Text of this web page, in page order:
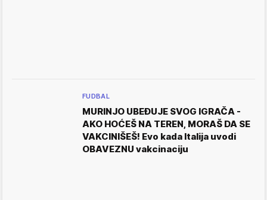
FUDBAL
MURINJO UBEĐUJE SVOG IGRAČA -
AKO HOĆEŠ NA TEREN, MORAŠ DA SE
VAKCINIŠEŠ! Evo kada Italija uvodi
OBAVEZNU vakcinaciju